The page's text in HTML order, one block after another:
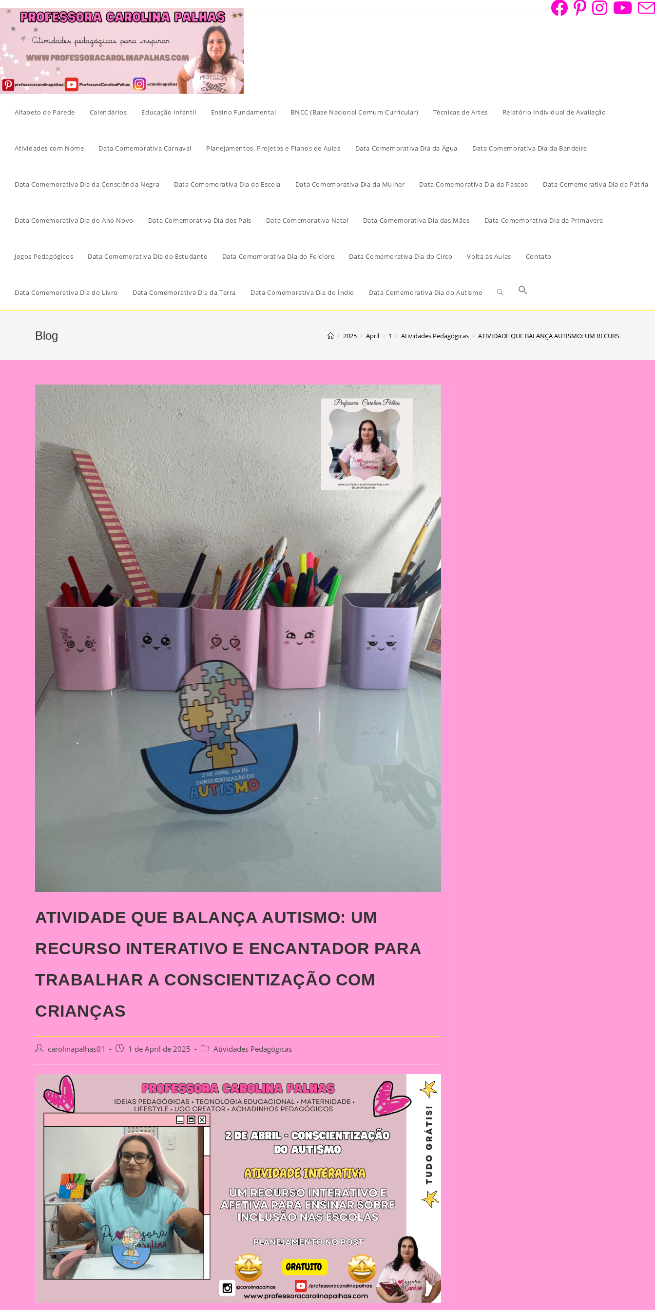
Skip
content
Alfabeto de Parede Calendários Educação Infantil Ensino Fundamental BNCC (Base Nacional Comum Curricular) Técnicas de Artes Relatório Individual de Avaliação
Atividades com Nome Data Comemorativa Carnaval Planejamentos, Projetos e Planos de Aulas Data Comemorativa Dia da Água Data Comemorativa Dia da Bandeira
Data Comemorativa Dia da Consciência Negra Data Comemorativa Dia da Escola Data Comemorativa Dia da Mulher Data Comemorativa Dia da Páscoa Data Comemorativa Dia da Pátria
Data Comemorativa Dia do Ano Novo Data Comemorativa Dia dos Pais Data Comemorativa Natal Data Comemorativa Dia das Mães Data Comemorativa Dia da Primavera
Jogos Pedagógicos Data Comemorativa Dia do Estudante Data Comemorativa Dia do Folclore Data Comemorativa Dia do Circo Volta às Aulas Contato
Data Comemorativa Dia do Livro Data Comemorativa Dia da Terra Data Comemorativa Dia do Índio Data Comemorativa Dia do Autismo
Blog > 2025 > April > 1 > Atividades Pedagógicas > ATIVIDADE QUE BALANÇA AUTISMO: UM RECURSO
ATIVIDADE QUE BALANÇA AUTISMO: UM
RECURSO INTERATIVO E ENCANTADOR PARA
TRABALHAR A CONSCIENTIZAÇÃO COM
CRIANÇAS
Post carolinapalhas01
Post 1 de April de 2025
PostAtividades Pedagógicas